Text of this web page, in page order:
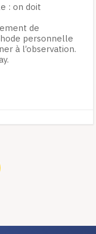
: on doit
de
personnelle
à l’observation.